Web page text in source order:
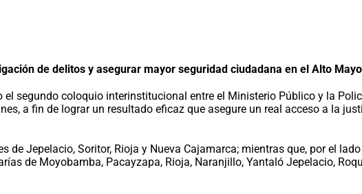
de delitos y asegurar mayor seguridad ciudadana en el Alto Mayo
segundo coloquio interinstitucional entre el Ministerio Público y la
a fin de lograr un resultado eficaz que asegure un real acceso a la
Jepelacio, Soritor, Rioja y Nueva Cajamarca; mientras que, por el
de Moyobamba, Pacayzapa, Rioja, Naranjillo, Yantaló Jepelacio,